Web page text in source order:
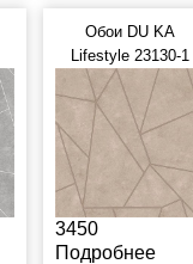
Обои DU KA
Lifestyle 23130-1
3450
Подробнее